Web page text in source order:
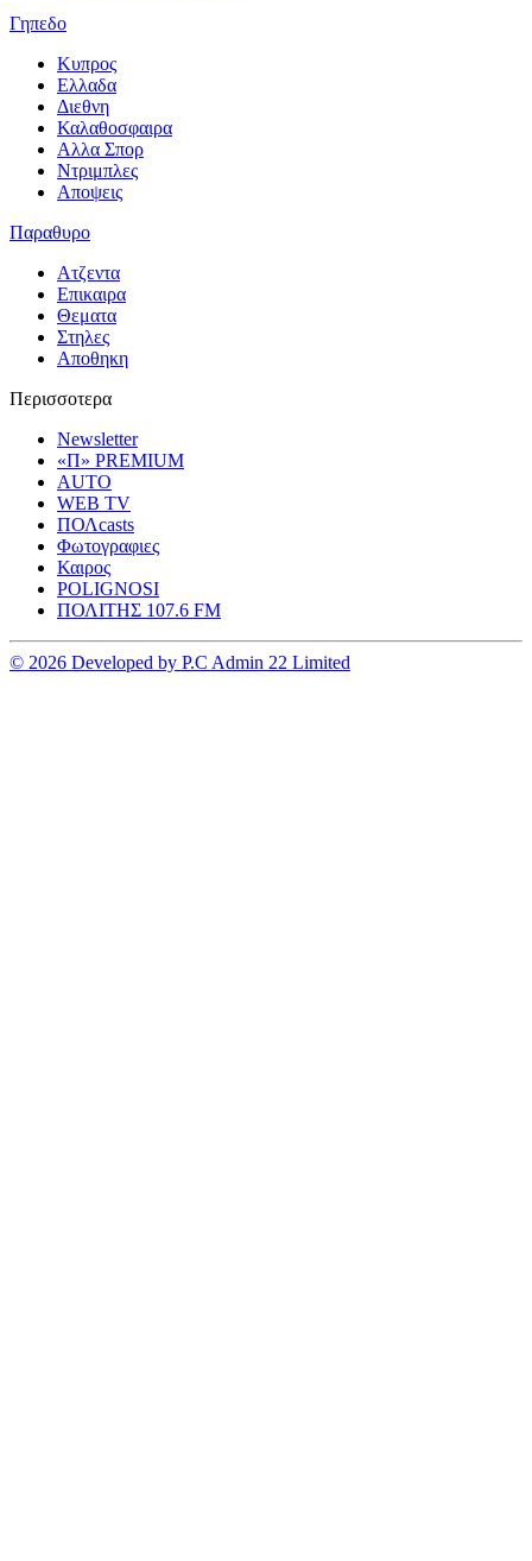
Γηπεδο
Κυπρος
Ελλαδα
Διεθνη
Καλαθοσφαιρα
Αλλα Σπορ
Ντριμπλες
Αποψεις
Παραθυρο
Ατζεντα
Επικαιρα
Θεματα
Στηλες
Αποθηκη
Περισσοτερα
Newsletter
«Π» PREMIUM
AUTO
WEB TV
ΠΟΛcasts
Φωτογραφιες
Καιρος
POLIGNOSI
ΠΟΛΙΤΗΣ 107.6 FM
© 2026 Developed by P.C Admin 22 Limited